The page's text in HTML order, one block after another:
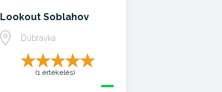
Lookout Soblahov
Dúbravka
(1 értékelés)